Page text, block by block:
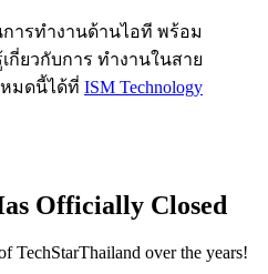
ารทำงานด้านไอที พร้อม
กี่ยวกับการ ทำงานในสาย
มดนี้ได้ที่ ISM Technology
Officially Closed
TechStarThailand over the years!